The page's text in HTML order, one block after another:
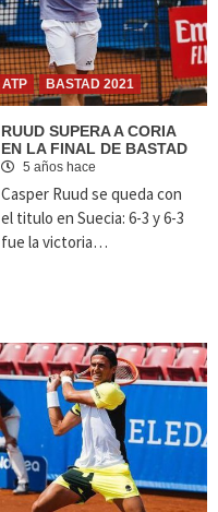
ATP BASTAD 2021
RUUD SUPERA A CORIA
EN LA FINAL DE BASTAD
5 años hace
Casper Ruud se queda con
el titulo en Suecia: 6-3 y 6-3
fue la victoria…